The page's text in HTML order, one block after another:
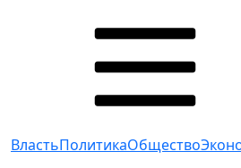
ВластьПолитикаОбщество